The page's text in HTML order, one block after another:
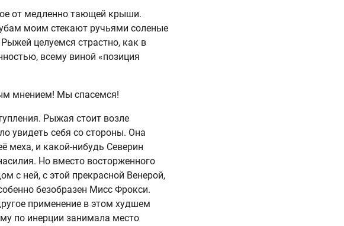
от медленно тающей крыши.
моим стекают ручьями соленые
целуемся страстно, как в
всему виной «позиция
мнением! Мы спасемся!
Рыжая стоит возле
увидеть себя со стороны. Она
меха, и какой-нибудь Северин
Но вместо восторженного
с ней, с этой прекрасной Венерой,
безобразен Мисс Фрокси.
применение в этом худшем
по инерции занимала место